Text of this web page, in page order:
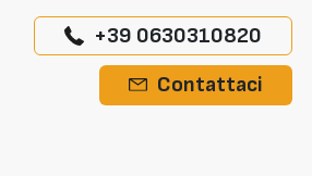
+39 0630310820
Contattaci